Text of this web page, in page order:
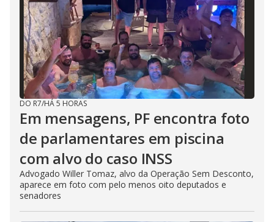
DO R7/HÁ 5 HORAS
Em mensagens, PF encontra foto
de parlamentares em piscina
com alvo do caso INSS
Advogado Willer Tomaz, alvo da Operação Sem Desconto,
aparece em foto com pelo menos oito deputados e
senadores